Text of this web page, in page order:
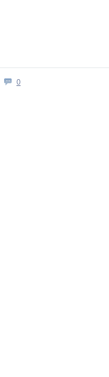
0